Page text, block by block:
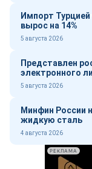
Импорт
вырос на 14%
5 августа 2026
Представлен
электронного
5 августа 2026
Минфин России
жидкую сталь
4 августа 2026
РЕКЛАМА